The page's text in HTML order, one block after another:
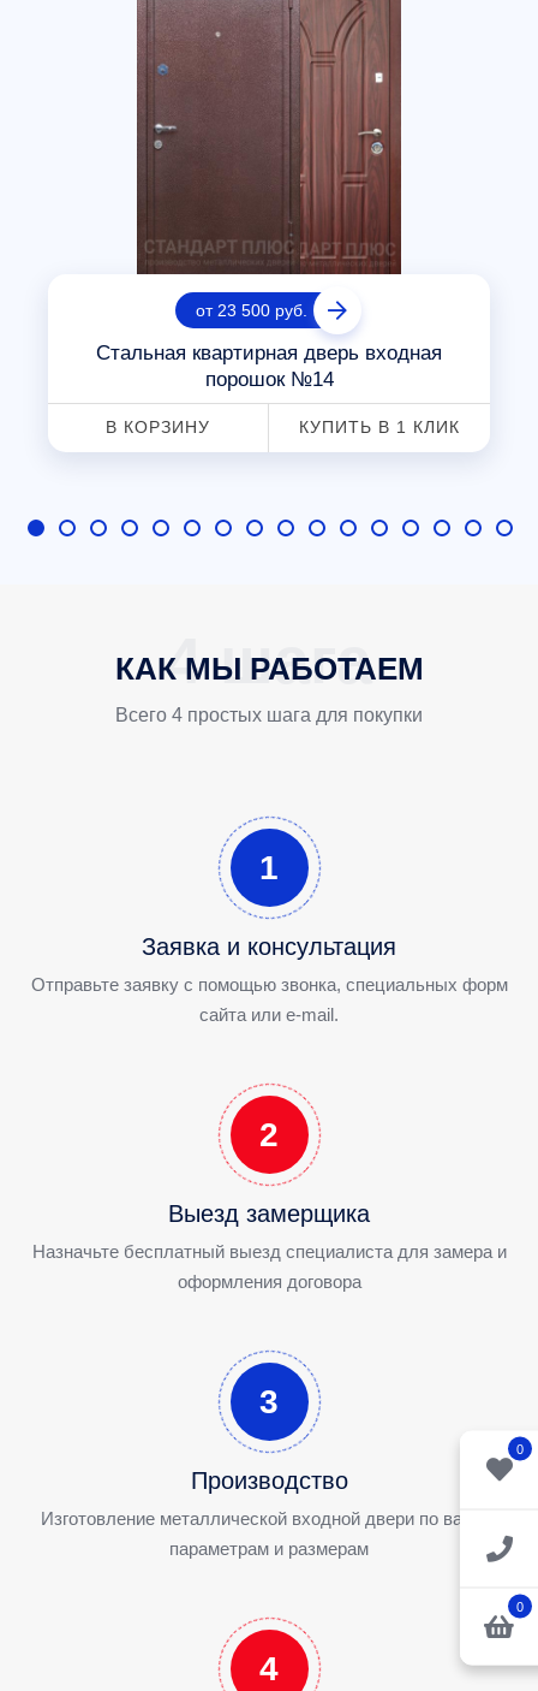
0
0
от 23 500 руб.
Стальная квартирная дверь входная
порошок №14
В КОРЗИНУ КУПИТЬ В 1 КЛИК
КАК МЫ РАБОТАЕМ
Всего 4 простых шага для покупки
1
Заявка и консультация
Отправьте заявку с помощью звонка, специальных форм
сайта или e-mail.
2
Выезд замерщика
Назначьте бесплатный выезд специалиста для замера и
оформления договора
3
Производство
Изготовление металлической входной двери по вашим
параметрам и размерам
4